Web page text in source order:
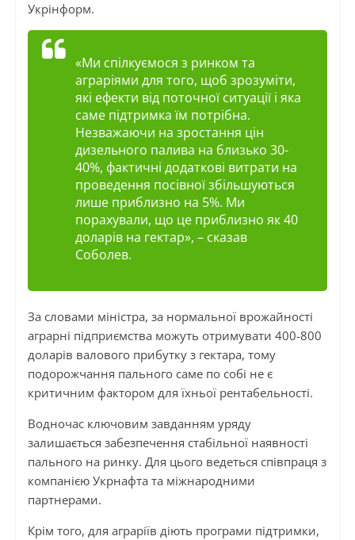
Укрінформ.
«Ми спілкуємося з ринком та
аграріями для того, щоб зрозуміти,
які ефекти від поточної ситуації і яка
саме підтримка їм потрібна.
Незважаючи на зростання цін
дизельного палива на близько 30-
40%, фактичні додаткові витрати на
проведення посівної збільшуються
лише приблизно на 5%. Ми
порахували, що це приблизно як 40
доларів на гектар», – сказав
Соболев.
За словами міністра, за нормальної врожайності
аграрні підприємства можуть отримувати 400-800
доларів валового прибутку з гектара, тому
подорожчання пального саме по собі не є
критичним фактором для їхньої рентабельності.
Водночас ключовим завданням уряду
залишається забезпечення стабільної наявності
пального на ринку. Для цього ведеться співпраця з
компанією Укрнафта та міжнародними
партнерами.
Крім того, для аграріїв діють програми підтримки,